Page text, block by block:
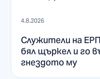
4.8.2026
Служители на
бял щъркел и го
гнездото му